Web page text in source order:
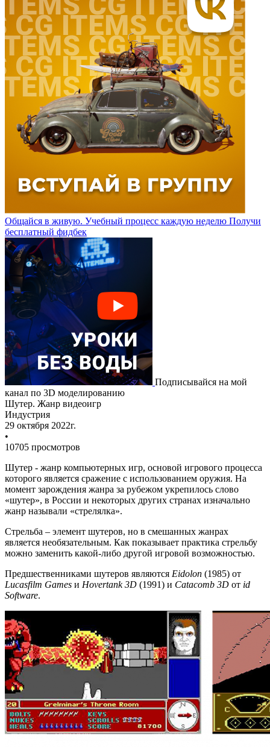
Общайся в живую. Учебный процесс каждую неделю Получи
бесплатный фидбек
Подписывайся на мой
канал по 3D моделированию
Шутер. Жанр видеоигр
Индустрия
29 октября 2022г.
•
10705 просмотров
Шутер - жанр компьютерных игр, основой игрового процесса
которого является сражение с использованием оружия. На
момент зарождения жанра за рубежом укрепилось слово
«шутер», в России и некоторых других странах изначально
жанр называли «стрелялка».
Стрельба – элемент шутеров, но в смешанных жанрах
является необязательным. Как показывает практика стрельбу
можно заменить какой-либо другой игровой возможностью.
Предшественниками шутеров являются Eidolon (1985) от
Lucasfilm Games и Hovertank 3D (1991) и Catacomb 3D от id
Software.